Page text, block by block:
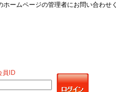
ームページの管理者にお問い合わせく
員ID